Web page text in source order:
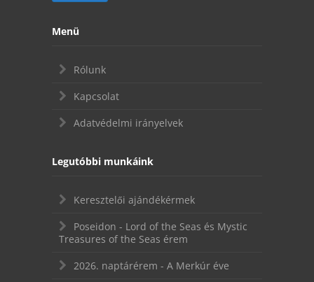
Menü
Rólunk
Kapcsolat
Adatvédelmi irányelvek
Legutóbbi munkáink
Keresztelői ajándékérmek
Poseidon - Lord of the Seas és Mystic
Treasures of the Seas érem
2026. naptárérem - A Merkúr éve